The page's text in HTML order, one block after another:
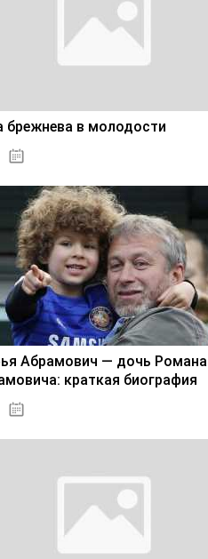
брежнева в молодости
Абрамович — дочь Романа
краткая биография